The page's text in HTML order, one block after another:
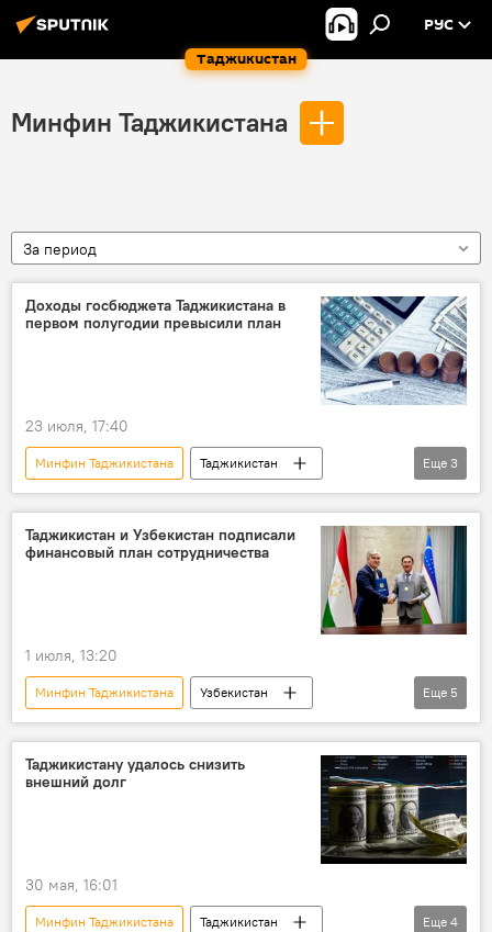
Таджикистан
РУС
Минфин Таджикистана
За период
Доходы госбюджета Таджикистана в
первом полугодии превысили план
23 июля, 17:40
Минфин Таджикистана
Таджикистан
финансы
доходы бюджет
Еще 3
Таджикистан и Узбекистан подписали
финансовый план сотрудничества
1 июля, 13:20
Минфин Таджикистана
Узбекистан
Узбекистан и Таджикистан: новости
Центральная Азия
Таджикистан
финансы
Еще 5
Таджикистану удалось снизить
внешний долг
30 мая, 16:01
Минфин Таджикистана
Таджикистан
Еще 4